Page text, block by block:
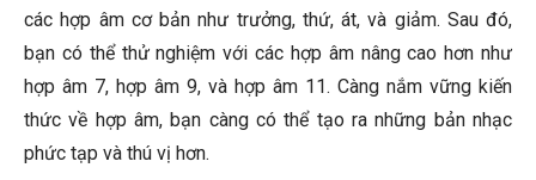
các hợp âm cơ bản như trưởng, thứ, át, và giảm. Sau đó,
bạn có thể thử nghiệm với các hợp âm nâng cao hơn như
hợp âm 7, hợp âm 9, và hợp âm 11. Càng nắm vững kiến
thức về hợp âm, bạn càng có thể tạo ra những bản nhạc
phức tạp và thú vị hơn.